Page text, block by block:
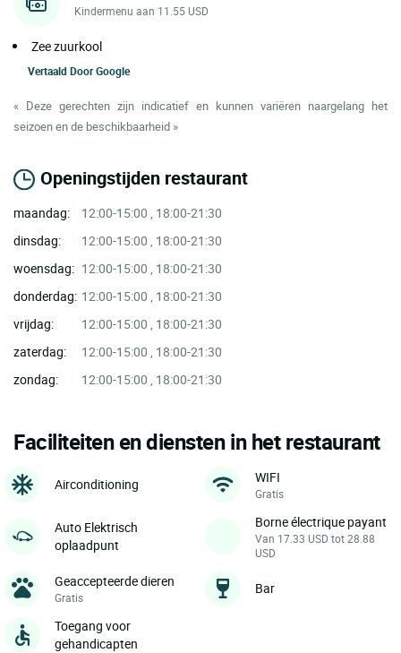
Kindermenu aan 11.55 USD
Zee zuurkool
Vertaald DoorGoogle
« Deze gerechten zijn indicatief en kunnen variëren naargelang het
seizoen en de beschikbaarheid »
Openingstijden restaurant
maandag:
12:00-15:00 , 18:00-21:30
dinsdag:
12:00-15:00 , 18:00-21:30
woensdag: 12:00-15:00 , 18:00-21:30
donderdag: 12:00-15:00 , 18:00-21:30
vrijdag:
12:00-15:00 , 18:00-21:30
zaterdag:
12:00-15:00 , 18:00-21:30
zondag:
12:00-15:00 , 18:00-21:30
Faciliteiten en diensten in het restaurant
Airconditioning WIFI
Gratis
Auto Elektrisch
oplaadpunt
Borne électrique payant
Van 17.33 USD tot 28.88
USD
Geaccepteerde dieren
Gratis
Bar
Toegang voor
gehandicapten